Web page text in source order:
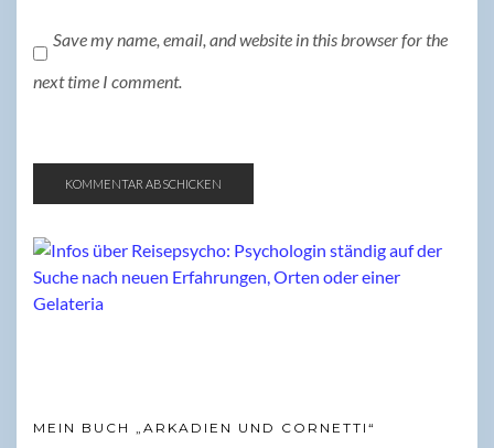
Save my name, email, and website in this browser for the
next time I comment.
MEIN BUCH „ARKADIEN UND CORNETTI“